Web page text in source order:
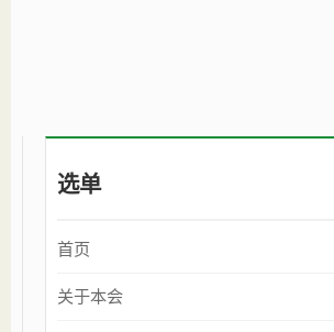
选单
首页
关于本会